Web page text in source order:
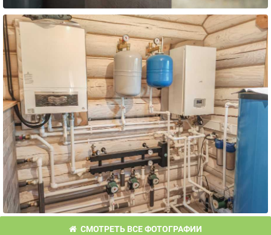
СМОТРЕТЬ ВСЕ ФОТОГРАФИИ